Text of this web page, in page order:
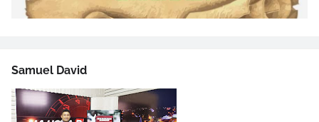
Samuel David